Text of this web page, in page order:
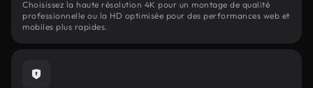
Choisissez la haute résolution 4K pour un montage de qualité
professionnelle ou la HD optimisée pour des performances web et
mobiles plus rapides.